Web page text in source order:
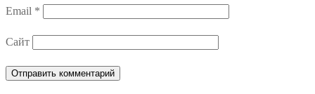
Email *
Сайт